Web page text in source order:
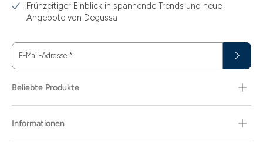
Frühzeitiger Einblick in spannende Trends und neue
Angebote von Degussa
E-Mail-Adresse *
Beliebte Produkte
Informationen